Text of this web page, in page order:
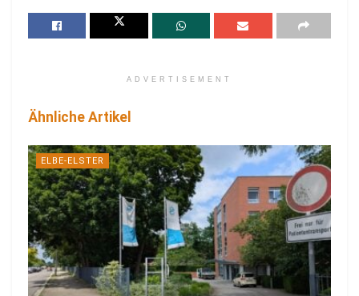
ADVERTISEMENT
Ähnliche Artikel
ELBE-ELSTER